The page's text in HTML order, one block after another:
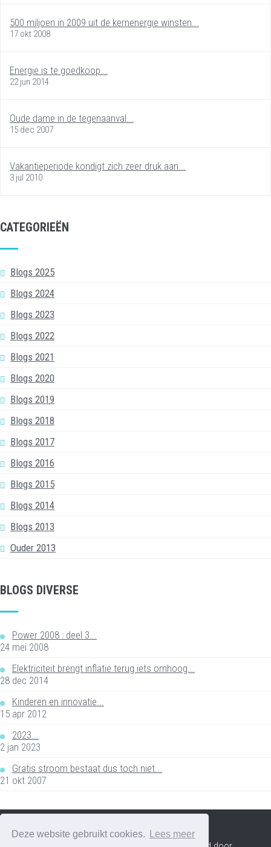
Deze website gebruikt cookies. Lees meer
500 miljoen in 2009 uit de kernenergie winsten...
17 okt 2008
Energie is te goedkoop...
22 jun 2014
Oude dame in de tegenaanval...
15 dec 2007
Vakantieperiode kondigt zich zeer druk aan...
3 jul 2010
CATEGORIEËN
Blogs 2025
Blogs 2024
Blogs 2023
Blogs 2022
Blogs 2021
Blogs 2020
Blogs 2019
Blogs 2018
Blogs 2017
Blogs 2016
Blogs 2015
Blogs 2014
Blogs 2013
Ouder 2013
BLOGS DIVERSE
Power 2008 : deel 3...
24 mei 2008
Elektriciteit brengt inflatie terug iets omhoog...
28 dec 2014
Kinderen en innovatie...
15 apr 2012
2023...
2 jan 2023
Gratis stroom bestaat dus toch niet...
21 okt 2007